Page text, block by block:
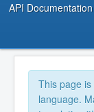
API Documentation
This page
language.